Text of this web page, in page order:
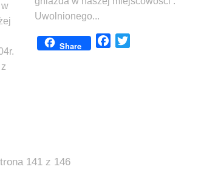
Uwolnionego...
Share Facebook
141 z 146